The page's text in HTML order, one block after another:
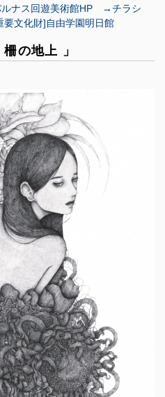
ナス回遊美術館HP →チラシ
文化財]自由学園明日館
の地上 」